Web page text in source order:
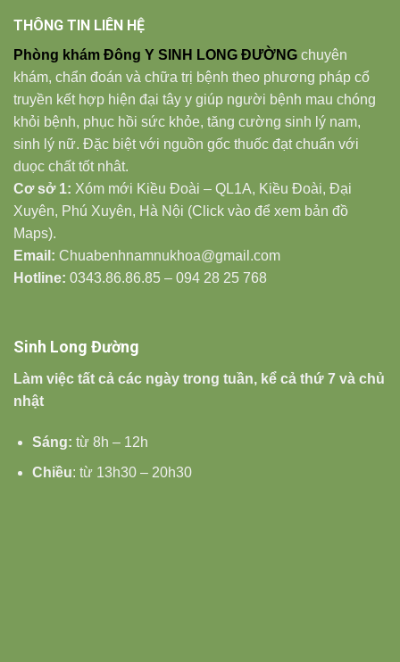
THÔNG TIN LIÊN HỆ
Phòng khám Đông Y SINH LONG ĐƯỜNG chuyên
khám, chẩn đoán và chữa trị bệnh theo phương pháp cổ
truyền kết hợp hiện đại tây y giúp người bệnh mau chóng
khỏi bệnh, phục hồi sức khỏe, tăng cường sinh lý nam,
sinh lý nữ. Đặc biệt với nguồn gốc thuốc đạt chuẩn với
duọc chất tốt nhât.
Cơ sở 1: Xóm mới Kiều Đoài – QL1A, Kiều Đoài, Đại
Xuyên, Phú Xuyên, Hà Nội (Click vào để xem bản đồ
Maps).
Email: Chuabenhnamnukhoa@gmail.com
Hotline: 0343.86.86.85 – 094 28 25 768
Sinh Long Đường
Làm việc tất cả các ngày trong tuần, kể cả thứ 7 và chủ
nhật
Sáng: từ 8h – 12h
Chiều: từ 13h30 – 20h30